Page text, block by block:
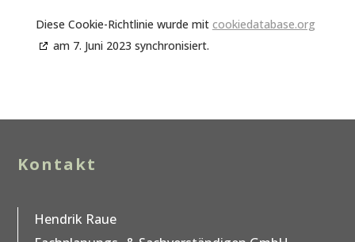
Diese Cookie-Richtlinie wurde mit cookiedatabase.org
am 7. Juni 2023 synchronisiert.
Kontakt
Hendrik Raue